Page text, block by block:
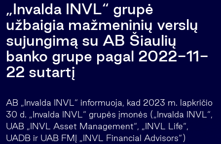
„Invalda INVL“ grupė
užbaigia mažmeninių verslų
sujungimą su AB Šiaulių
banko grupe pagal 2022-11-
22 sutartį
AB „Invalda INVL“ informuoja, kad 2023 m. lapkričio
30 d. „Invalda INVL“ grupės įmonės („Invalda INVL“,
UAB „INVL Asset Management“, „INVL Life“,
UADB ir UAB FMĮ „INVL Financial Advisors“)